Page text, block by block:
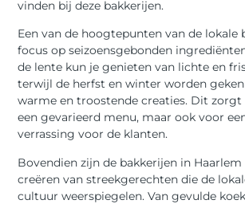
vinden bij deze bakkerijen.
Een van de hoogtepunten van de lokale
focus op seizoensgebonden
de lente kun je genieten van lichte en
terwijl de herfst en winter worden
warme en troostende creaties. Dit zorgt
een gevarieerd menu, maar ook voor
verrassing voor de klanten.
Bovendien zijn de bakkerijen in
creëren van streekgerechten die de
cultuur weerspiegelen. Van gevulde